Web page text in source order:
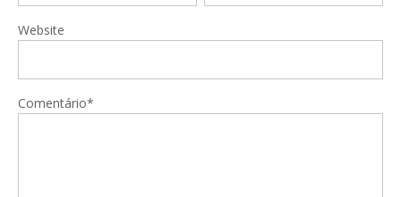
Website
Comentário*